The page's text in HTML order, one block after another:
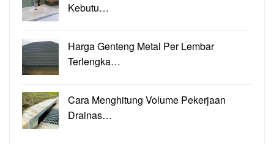
Kebutu…
Harga Genteng Metal Per Lembar
Terlengka…
Cara Menghitung Volume Pekerjaan
Drainas…